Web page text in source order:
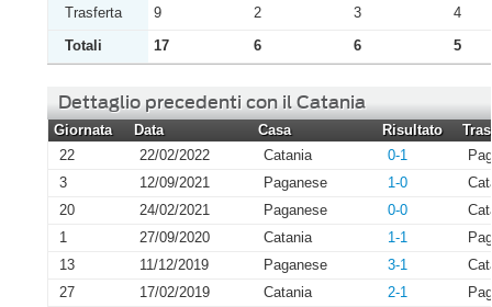
Trasferta
9 2 3
4
Totali
17 6 6 5
Dettaglio precedenti con il Catania
Giornata Data Casa Risultato
22
22/02/2022 Catania 0-1
3
12/09/2021 Paganese 1-0
20
24/02/2021 Paganese 0-0
1
27/09/2020 Catania 1-1
13
11/12/2019 Paganese 3-1
27
17/02/2019 Catania 2-1